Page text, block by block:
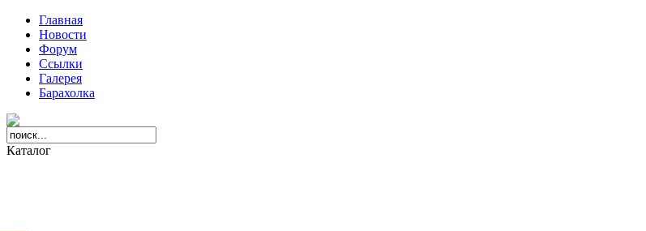
Главная
Новости
Форум
Ссылки
Галерея
Барахолка
Каталог